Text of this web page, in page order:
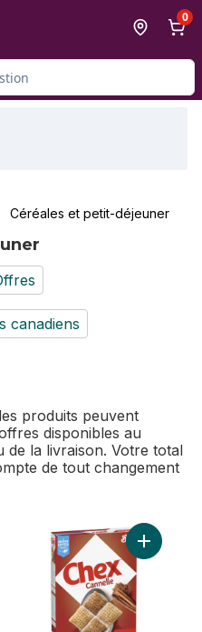
0
Céréales et petit-déjeuner
canadiens
produits peuvent
disponibles au
de la livraison. Votre total
de tout changement
Croquante Croustade
Ajouter